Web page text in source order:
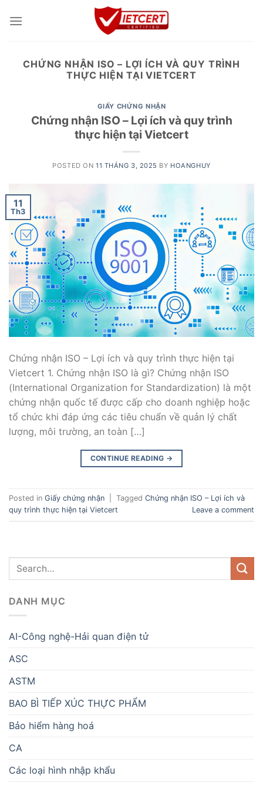
CHỨNG NHẬN ISO – LỢI ÍCH VÀ QUY TRÌNH
THỰC HIỆN TẠI VIETCERT
GIẤY CHỨNG NHẬN
Chứng nhận ISO – Lợi ích và quy trình
thực hiện tại Vietcert
POSTED ON 11 THÁNG 3, 2025 BY HOANGHUY
11
Th3
Chứng nhận ISO – Lợi ích và quy trình thực hiện tại
Vietcert 1. Chứng nhận ISO là gì? Chứng nhận ISO
(International Organization for Standardization) là một
chứng nhận quốc tế được cấp cho doanh nghiệp hoặc
tổ chức khi đáp ứng các tiêu chuẩn về quản lý chất
lượng, môi trường, an toàn […]
CONTINUE READING →
Posted in Giấy chứng nhận Tagged Chứng nhận ISO – Lợi ích và
quy trình thực hiện tại Vietcert
Leave a comment
DANH MỤC
AI-Công nghệ-Hải quan điện tử
ASC
ASTM
BAO BÌ TIẾP XÚC THỰC PHẨM
Bảo hiểm hàng hoá
CA
Các loại hình nhập khẩu